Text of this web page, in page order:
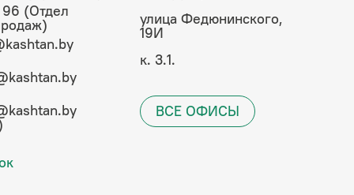
96 (Отдел
улица Федюнинского,
19И
к. 3.1.
ВСЕ ОФИСЫ